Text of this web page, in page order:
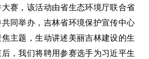
赛，该活动由省生态环境厅联合省
同举办，吉林省环境保护宣传中心
主题，生动讲述美丽吉林建设的生
，我们将聘用参赛选手为习近平生